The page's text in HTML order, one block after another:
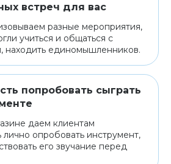
встреч для вас
разные мероприятия,
учиться и общаться с
находить единомышленников.
попробовать сыграть
даем клиентам
лично опробовать инструмент,
его звучание перед